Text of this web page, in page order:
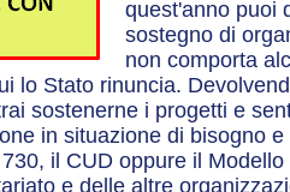
quest'anno puoi
sostegno di
non comporta
lo Stato rinuncia.
sostenerne i progetti e
in situazione di bisogno
il CUD oppure il
e delle altre